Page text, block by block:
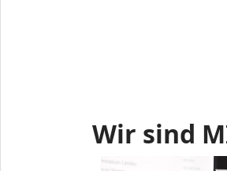
Wir sind